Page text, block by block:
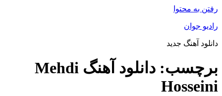
رفتن به محتوا
رادیو جوان
دانلود آهنگ جدید
برچسب:
دانلود آهنگ Mehdi
Hosseini